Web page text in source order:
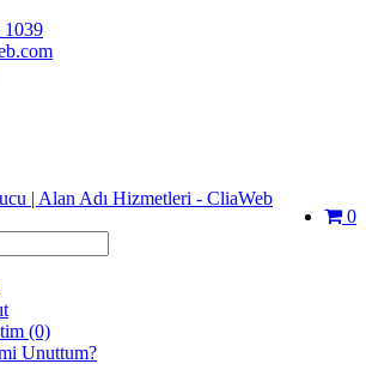
1039
0
(0)
Unuttum?